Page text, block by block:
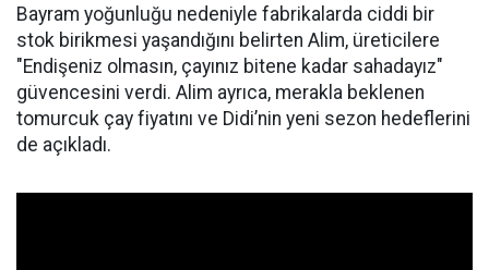
Bayram yoğunluğu nedeniyle fabrikalarda ciddi bir
stok birikmesi yaşandığını belirten Alim, üreticilere
"Endişeniz olmasın, çayınız bitene kadar sahadayız"
güvencesini verdi. Alim ayrıca, merakla beklenen
tomurcuk çay fiyatını ve Didi’nin yeni sezon hedeflerini
de açıkladı.